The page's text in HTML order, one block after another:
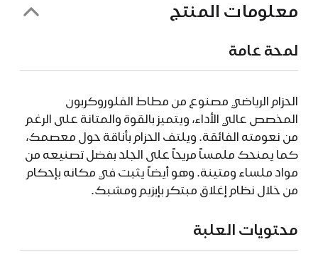
معلومات المنتج
لمحة عامة
الحزام الرياضي مصنوع من مطاط الفلوروكربون
المخصص عالي الأداء، ويتميز بالقوة والمتانة على الرغم
من نعومته الفائقة. ويلتف الحزام بأناقة حول معصمك،
كما يمنحك ملمساً مريحاً على الجلد بفضل تصنيعه من
مواد ملساء ومتينة. وهو أيضاً يثبت في مكانه بإحكام
من خلال نظام إغلاق مبتكر بإبزيم ومشبك.
محتويات العلبة